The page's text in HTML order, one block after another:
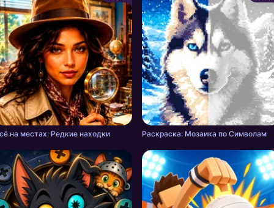
на местах: Редкие находки Раскраска: Мозаика по Символам